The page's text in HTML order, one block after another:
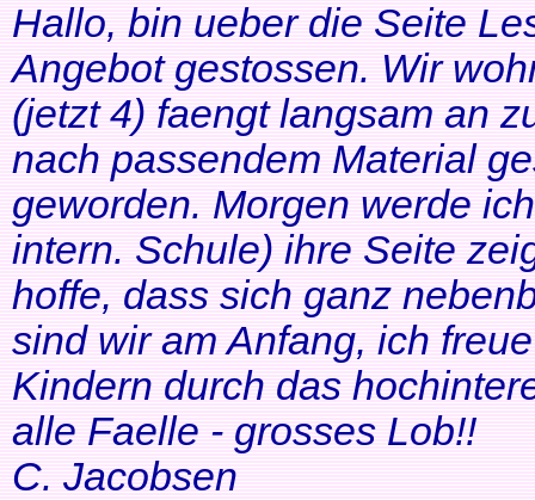
Hallo, bin ueber die Seite
Angebot gestossen. Wir
(jetzt 4) faengt langsam an
nach passendem Material
geworden. Morgen werde
intern. Schule) ihre Seite
hoffe, dass sich ganz
sind wir am Anfang, ich
Kindern durch das
alle Faelle - grosses Lob!!
C. Jacobsen